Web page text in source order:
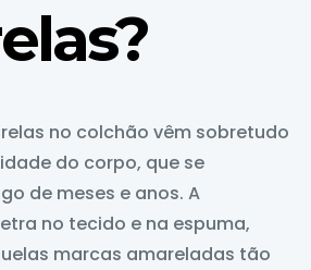
no colchão vêm sobretudo
do corpo, que se
de meses e anos. A
no tecido e na espuma,
marcas amareladas tão